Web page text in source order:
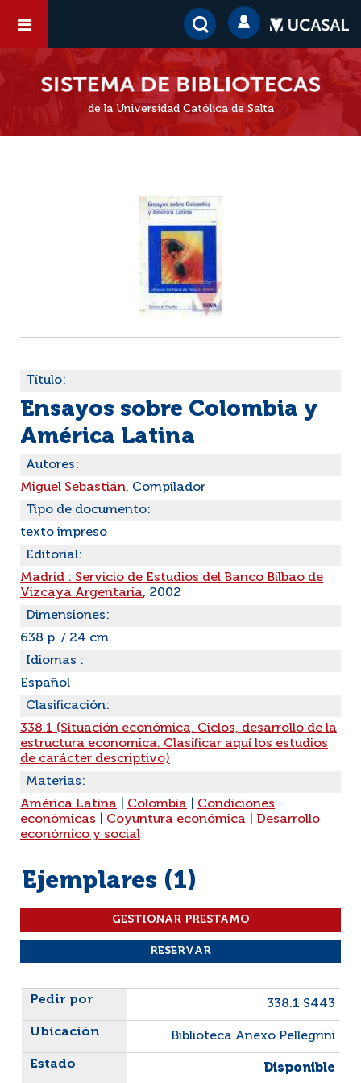
de la Universidad Católica de Salta
Título:
Ensayos sobre Colombia y
América Latina
Autores:
Miguel Sebastián, Compilador
Tipo de documento:
texto impreso
Editorial:
Madrid : Servicio de Estudios del Banco Bilbao de
Vizcaya Argentaria, 2002
Dimensiones:
638 p. / 24 cm.
Idiomas :
Español
Clasificación:
338.1 (Situación económica, Ciclos, desarrollo de la
estructura economica. Clasificar aquí los estudios
de carácter descriptivo)
Materias:
América Latina
Colombia
Condiciones
económicas
Coyuntura económica
Desarrollo
económico y social
Ejemplares (1)
Liste des exemplaires
338.1 S443
Biblioteca Anexo Pellegrini
Disponible